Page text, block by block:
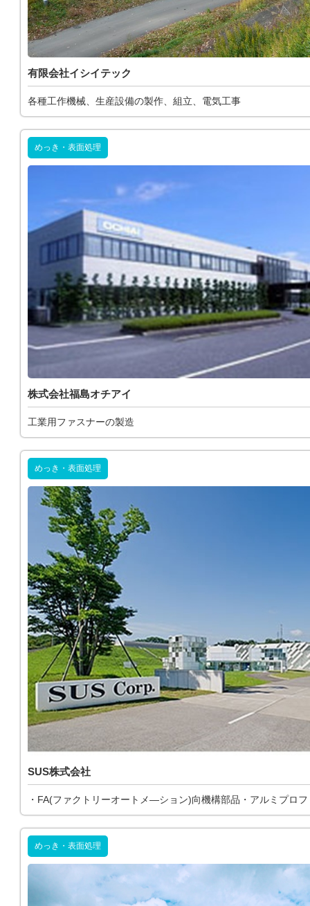
有限会社イシイテック
各種工作機械、生産設備の製作、組立、電気工事
めっき・表面処理
株式会社福島オチアイ
工業用ファスナーの製造
めっき・表面処理
SUS株式会社
・FA(ファクトリーオートメ―ション)向機構部品・アルミプロ
めっき・表面処理